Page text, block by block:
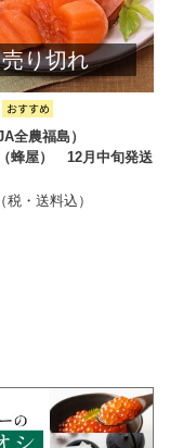
売り切れ
全農福島）
蜂屋） 12月中旬発送
税・送料込）